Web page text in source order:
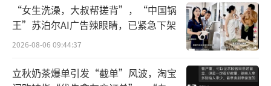
时表示，“读万卷书、行万里路”的千年梦想
照进了现代化进程中的中国现实，旅游已经成
为城乡居民日益增长的美好生活的刚性需求。
这主要得益于经济增长和居民生活水平的提
“女生洗澡，大叔帮搓背”，“中国锅
王”苏泊尔AI广告辣眼睛，已紧急下架
2026-08-06 09:44:37
立秋奶茶爆单引发“截单”风波，淘宝